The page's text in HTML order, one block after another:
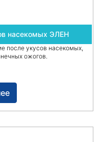
насекомых ЭЛЕН
после укусов насекомых,
ожогов.